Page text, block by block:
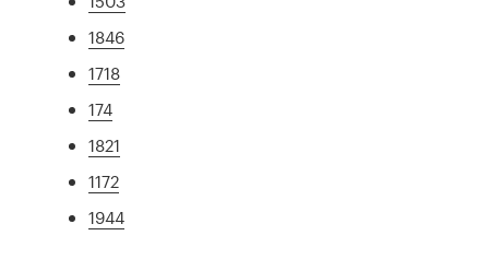
1846
1718
174
1821
1172
1944